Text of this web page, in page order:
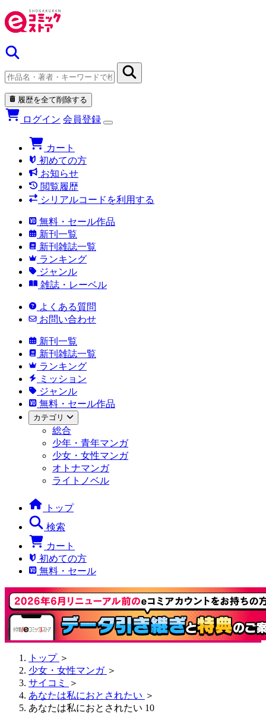
履歴を全て削除する
ログイン 会員登録
カート
初めての方
お知らせ
閲覧履歴
シリアルコードを利用する
無料・セール作品
新刊一覧
新刊雑誌一覧
ランキング
ジャンル
雑誌・レーベル
よくある質問
お問い合わせ
新刊一覧
新刊雑誌一覧
ランキング
ミッション
ジャンル
無料・セール作品
カテゴリ
総合
少年・青年マンガ
少女・女性マンガ
オトナマンガ
ライトノベル
トップ
検索
カート
初めての方
無料・セール
トップ ＞
少女・女性マンガ ＞
サイコミ
＞
あなたは私におとされたい ＞
あなたは私におとされたい 10